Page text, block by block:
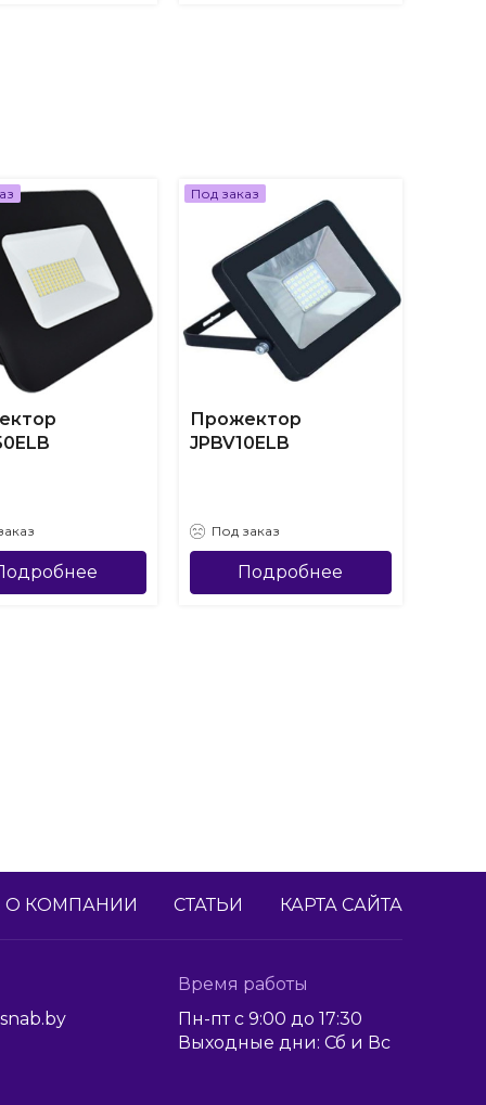
Под заказ
Прожектор
JPBV10ELB
Под заказ
Подробнее
О КОМПАНИИ СТАТЬИ КАРТА САЙТА
Время работы
Пн-пт с 9:00 до 17:30
Выходные дни: Сб и Вс